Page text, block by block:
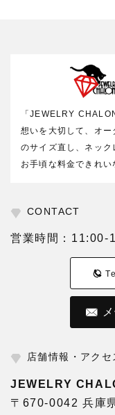
「JEWELRY
想いを大切して、オ
のサイズ直し、ネック
お手頃な料金できれい
CONTACT
営業時間：11:00-
Tel
店舗情報・アクセ
JEWELRY
〒670-0042 兵庫